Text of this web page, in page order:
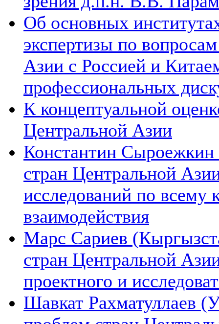
Об основных
экспертизы по
Азии с Россией и
профессиональных
К концептуальной
Центральной Азии
Константин Сыроежкин
стран Центральной
исследований по всему
взаимодействия
Марс Сариев
стран Центральной
проектного и
Шавкат Рахматуллаев